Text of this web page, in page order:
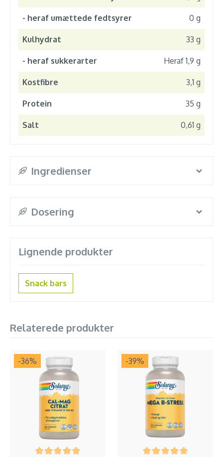
- heraf umættede fedtsyrer 0 g
Kulhydrat 33 g
- heraf sukkerarter Heraf 1,9 g
Kostfibre 3,1 g
Protein 35 g
Salt 0,61 g
Ingredienser
Dosering
Lignende produkter
Snack bars
Relaterede produkter
-36% -39%